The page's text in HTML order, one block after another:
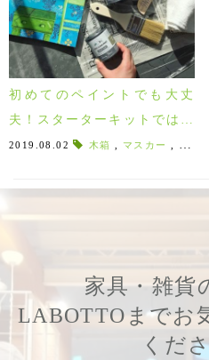
初めてのペイントでも大丈
夫！スターターキットではじ
めるアニースローン！
2019.08.02 木箱 マスカー
家具・雑貨
LABOTTOまでお
くだ